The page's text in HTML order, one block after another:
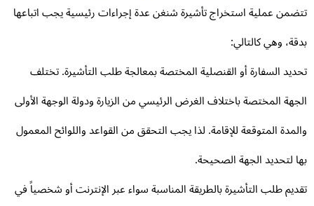
عملية استخراج تأشيرة شنغن عدة إجراءات رئيسية يجب اتباعها
وهي كالتالي:
السفارة أو القنصلية المختصة بمعالجة طلب التأشيرة. تختلف
المختصة باختلاف الغرض الرئيسي من الزيارة ودولة الوجهة الأولى
المتوقعة للإقامة. لذا يجب التحقق من القواعد واللوائح المعمول
لتحديد الجهة الصحيحة.
طلب التأشيرة بالطريقة المناسبة سواء عبر الإنترنت أو شخصياً في